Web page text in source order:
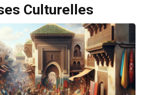
Culturelles